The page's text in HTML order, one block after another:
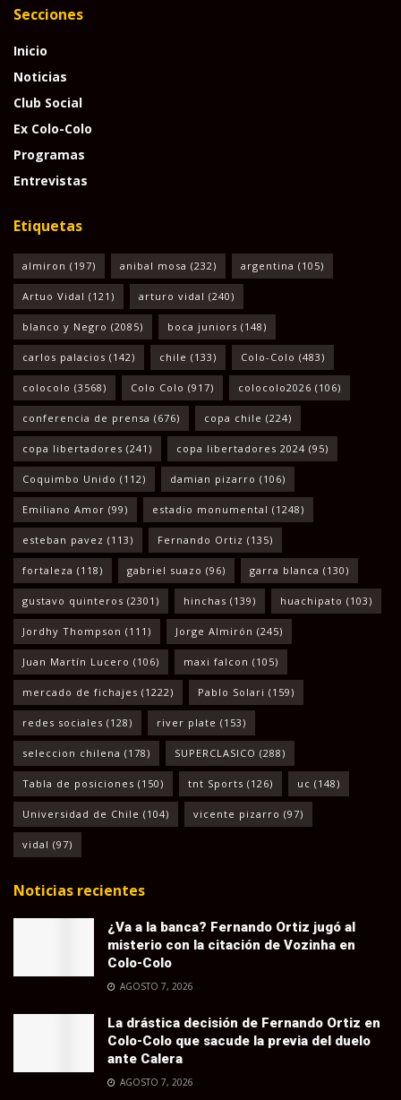
Secciones
Inicio
Noticias
Club Social
Ex Colo-Colo
Programas
Entrevistas
Etiquetas
almiron (197) anibal mosa (232) argentina (105)
Artuo Vidal (121) arturo vidal (240)
blanco y Negro (2085) boca juniors (148)
carlos palacios (142) chile (133) Colo-Colo (483)
colocolo (3568) Colo Colo (917) colocolo2026 (106)
conferencia de prensa (676) copa chile (224)
copa libertadores (241) copa libertadores 2024 (95)
Coquimbo Unido (112) damian pizarro (106)
Emiliano Amor (99) estadio monumental (1248)
esteban pavez (113) Fernando Ortiz (135)
fortaleza (118) gabriel suazo (96) garra blanca (130)
gustavo quinteros (2301) hinchas (139) huachipato (103)
Jordhy Thompson (111) Jorge Almirón (245)
Juan Martín Lucero (106) maxi falcon (105)
mercado de fichajes (1222) Pablo Solari (159)
redes sociales (128) river plate (153)
seleccion chilena (178) SUPERCLASICO (288)
Tabla de posiciones (150) tnt Sports (126) uc (148)
Universidad de Chile (104) vicente pizarro (97)
vidal (97)
Noticias recientes
¿Va a la banca? Fernando Ortiz jugó al
misterio con la citación de Vozinha en
Colo-Colo
AGOSTO 7, 2026
La drástica decisión de Fernando Ortiz en
Colo-Colo que sacude la previa del duelo
ante Calera
AGOSTO 7, 2026